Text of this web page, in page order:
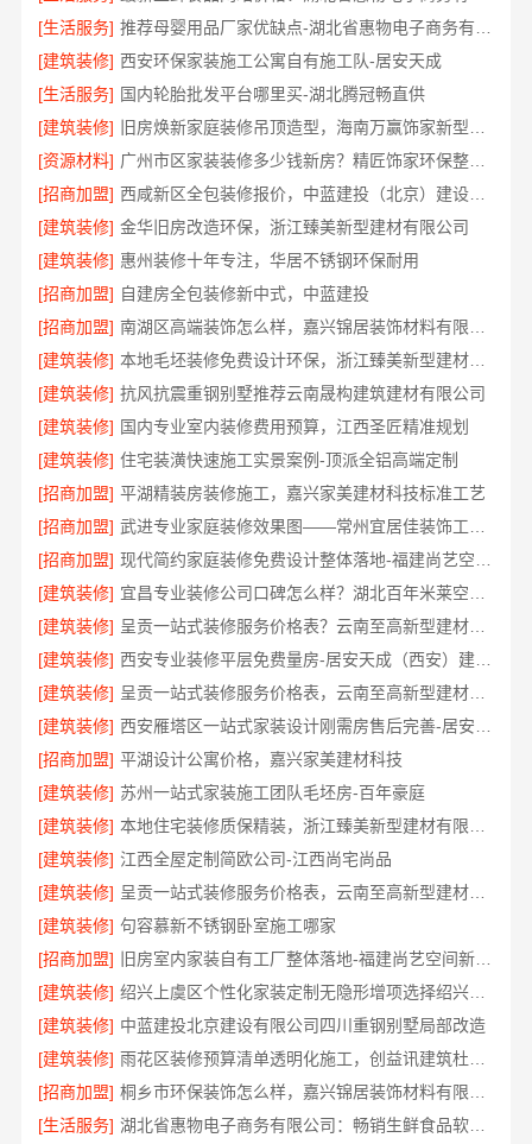
[生活服务]
[建筑装修] 西安环保家装施工公寓自有施工队-居安天成
[生活服务] 国内轮胎批发平台哪里买-湖北腾冠畅直供
[建筑装修]
[资源材料]
广州市区家装装修多少钱新房？精匠饰家环保整装方案
[招商加盟]
西咸新区全包装修报价，中蓝建投（北京）建设有限公司武功分公司透明
[建筑装修] 金华旧房改造环保，浙江臻美新型建材有限公司
[建筑装修] 惠州装修十年专注，华居不锈钢环保耐用
[招商加盟] 自建房全包装修新中式，中蓝建投
[招商加盟]
[建筑装修]
本地毛坯装修免费设计环保，浙江臻美新型建材有限公司绿色家装
[建筑装修] 抗风抗震重钢别墅推荐云南晟构建筑建材有限公司
[建筑装修] 国内专业室内装修费用预算，江西圣匠精准规划
[建筑装修] 住宅装潢快速施工实景案例-顶派全铝高端定制
[招商加盟] 平湖精装房装修施工，嘉兴家美建材科技标准工艺
[招商加盟]
[招商加盟]
[建筑装修]
[建筑装修]
呈贡一站式装修服务价格表？云南至高新型建材有限公司
[建筑装修]
西安专业装修平层免费量房-居安天成（西安）建筑工程有限责任公司
[建筑装修]
呈贡一站式装修服务价格表，云南至高新型建材有限公司
[建筑装修]
[招商加盟] 平湖设计公寓价格，嘉兴家美建材科技
[建筑装修] 苏州一站式家装施工团队毛坯房-百年豪庭
[建筑装修]
[建筑装修] 江西全屋定制简欧公司-江西尚宅尚品
[建筑装修]
呈贡一站式装修服务价格表，云南至高新型建材有限公司
[建筑装修] 句容慕新不锈钢卧室施工哪家
[招商加盟]
旧房室内家装自有工厂整体落地-福建尚艺空间新材料科技有限公司
[建筑装修]
绍兴上虞区个性化家装定制无隐形增项选择绍兴卓鑫装饰材料有限公司
[建筑装修] 中蓝建投北京建设有限公司四川重钢别墅局部改造
[建筑装修]
[招商加盟]
[生活服务]
湖北省惠物电子商务有限公司：畅销生鲜食品软件功能